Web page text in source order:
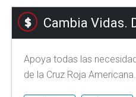
Cambia Vidas.
Apoya todas las
de la Cruz Roja Americana.